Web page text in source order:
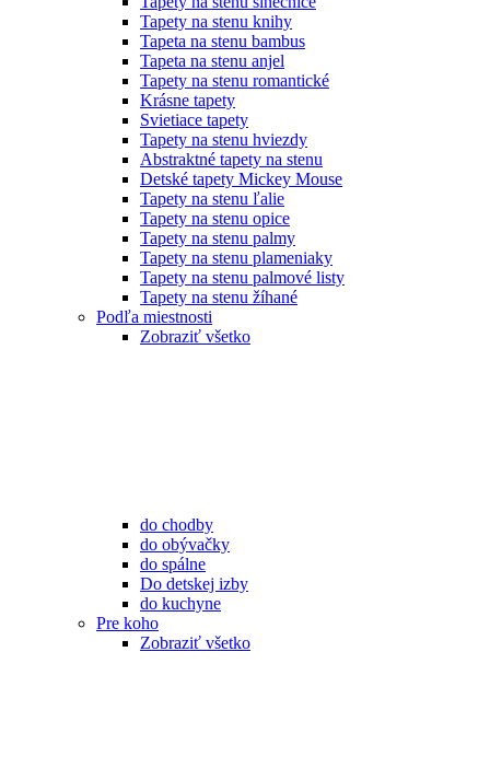
Tapety na stenu knihy
Tapeta na stenu bambus
Tapeta na stenu anjel
Tapety na stenu romantické
Krásne tapety
Svietiace tapety
Tapety na stenu hviezdy
Abstraktné tapety na stenu
Detské tapety Mickey Mouse
Tapety na stenu ľalie
Tapety na stenu opice
Tapety na stenu palmy
Tapety na stenu plameniaky
Tapety na stenu palmové listy
Tapety na stenu žíhané
Podľa miestnosti
Zobraziť všetko
do chodby
do obývačky
do spálne
Do detskej izby
do kuchyne
Pre koho
Zobraziť všetko